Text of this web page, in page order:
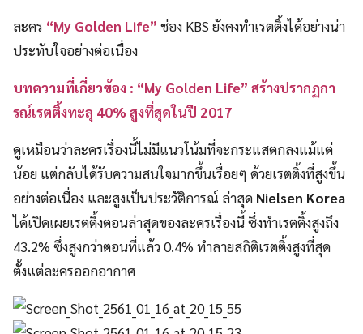
ละคร “My Golden Life” ช่อง KBS ยังคงทำเรตติ้งได้อย่างน่า
ประทับใจอย่างต่อเนื่อง
บทความที่เกี่ยวข้อง : “My Golden Life” สร้างปรากฏกา
รณ์เรตติ้งทะลุ 40% สูงที่สุดในปี 2017
ดูเหมือนว่าละครเรื่องนี้ไม่มีแนวโน้มที่จะกระแสตกลงแม้แต่
น้อย แต่กลับได้รับความสนใจมากขึ้นเรื่อยๆ ด้วยเรตติ้งที่สูงขึ้น
อย่างต่อเนื่อง และสูงเป็นประวัติการณ์ ล่าสุด Nielsen Korea
ได้เปิดเผยเรตติ้งตอนล่าสุดของละครเรื่องนี้ ซึ่งทำเรตติ้งสูงถึง
43.2% ซึ่งสูงกว่าตอนที่แล้ว 0.4% ทำลายสถิติเรตติ้งสูงที่สุด
ตั้งแต่ละครออกอากาศ